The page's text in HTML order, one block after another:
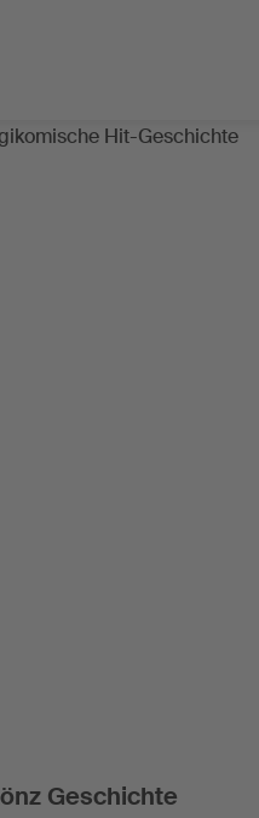
Geschichte